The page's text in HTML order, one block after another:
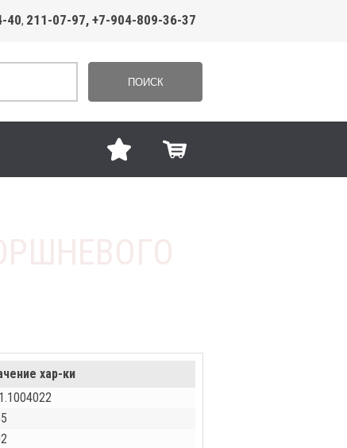
40, 211-07-97, +7-904-809-36-37
ПОИСК
хар-ки